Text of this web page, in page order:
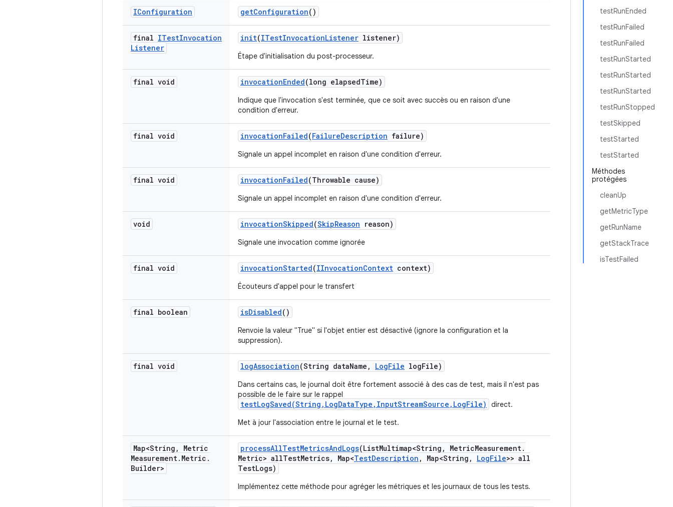
testRunEnded
testRunFailed
testRunFailed
testRunStarted
testRunStarted
testRunStarted
testRunStopped
testSkipped
testStarted
testStarted
Méthodes
protégées
cleanUp
getMetricType
getRunName
getStackTrace
isTestFailed
IConfiguration getConfiguration()
final ITestInvocation
Listener
init(ITestInvocationListener listener)
Étape d'initialisation du post-processeur.
final void invocationEnded(long elapsedTime)
Indique que l'invocation s'est terminée, que ce soit avec succès ou en raison d'une
condition d'erreur.
final void invocationFailed(FailureDescription failure)
Signale un appel incomplet en raison d'une condition d'erreur.
final void invocationFailed(Throwable cause)
Signale un appel incomplet en raison d'une condition d'erreur.
void invocationSkipped(SkipReason reason)
Signale une invocation comme ignorée
final void invocationStarted(IInvocationContext context)
Écouteurs d'appel pour le transfert
final boolean isDisabled()
Renvoie la valeur "True" si l'objet entier est désactivé (ignore la configuration et la
suppression).
final void logAssociation(String dataName , LogFile logFile)
Dans certains cas, le journal doit être fortement associé à des cas de test, mais il n'est pas
possible de le faire sur le rappel
testLogSaved(String,LogDataType,InputStreamSource,LogFile)
direct.
Met à jour l'association entre le journal et le test.
Map<String ,
Metric
Measurement. Metric .
Builder>
processAllTestMetricsAndLogs(ListMultimap<String , MetricMeasurement.
Metric> allTestMetrics, Map<TestDescription , Map<String , LogFile>> all
TestLogs)
Implémentez cette méthode pour agréger les métriques et les journaux de tous les tests.